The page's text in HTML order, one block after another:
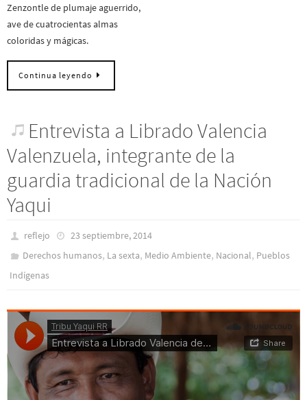
Zenzontle de plumaje aguerrido,
ave de cuatrocientas almas
coloridas y mágicas.
Continua leyendo
Entrevista a Librado Valencia
Valenzuela, integrante de la
guardia tradicional de la Nación
Yaqui
reflejo
23 septiembre, 2014
Derechos humanos, La sexta, Medio Ambiente, Nacional, Pueblos
Indí­genas